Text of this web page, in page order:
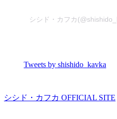
シシド・カフカ
Tweets by shishido_kavka
シシド・カフカ OFFICIAL SITE